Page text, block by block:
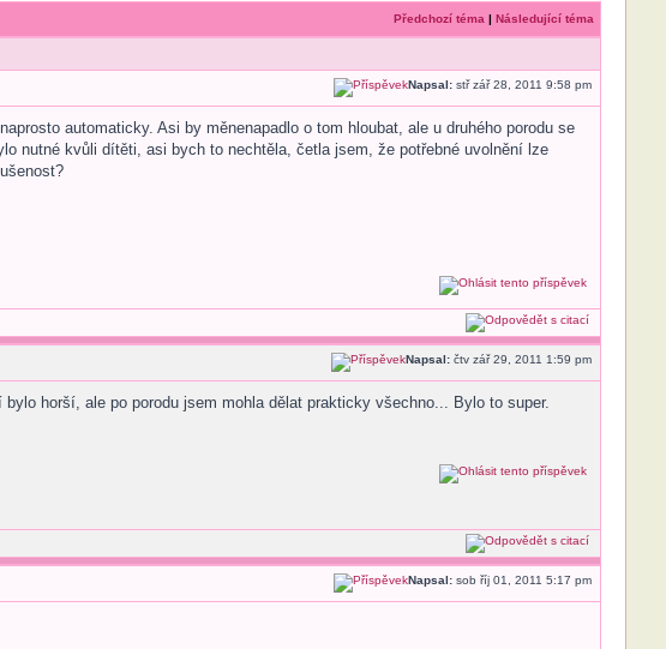
Předchozí téma | Následující téma
Napsal:stř zář 28, 2011 9:58 pm
automaticky. Asi by měnenapadlo o tom hloubat, ale u druhého porodu se
nutné kvůli dítěti, asi bych to nechtěla, četla jsem, že potřebné uvolnění lze
Napsal:čtv zář 29, 2011 1:59 pm
horší, ale po porodu jsem mohla dělat prakticky všechno... Bylo to super.
Napsal:sob říj 01, 2011 5:17 pm